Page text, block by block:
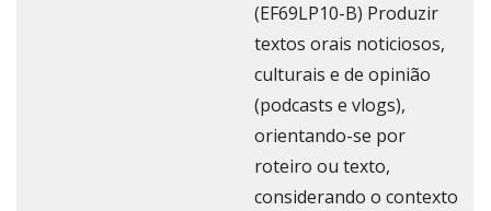
(EF69LP10-B) Produzir
textos orais noticiosos,
culturais e de opinião
(podcasts e vlogs),
orientando-se por
roteiro ou texto,
considerando o contexto